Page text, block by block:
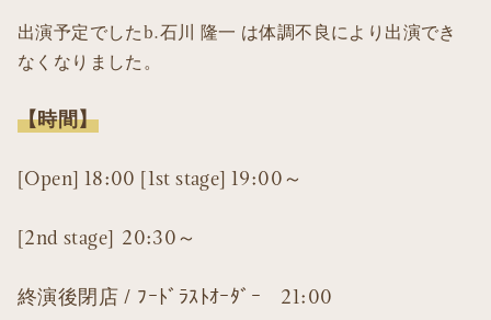
出演予定でしたb.石川 隆一 は体調不良により出演でき
なくなりました。
【時間】
[Open] 18:00 [1st stage] 19:00～
[2nd stage] 20:30～
終演後閉店 / ﾌｰﾄﾞﾗｽﾄｵｰﾀﾞｰ 21:00